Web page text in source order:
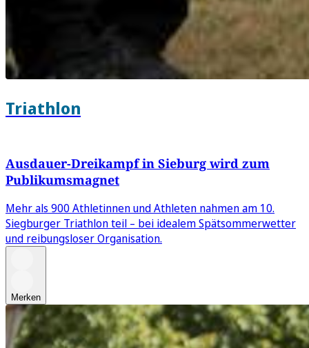
Triathlon
Ausdauer-Dreikampf in Sieburg wird zum
Publikumsmagnet
Mehr als 900 Athletinnen und Athleten nahmen am 10.
Siegburger Triathlon teil – bei idealem Spätsommerwetter
und reibungsloser Organisation.
Merken